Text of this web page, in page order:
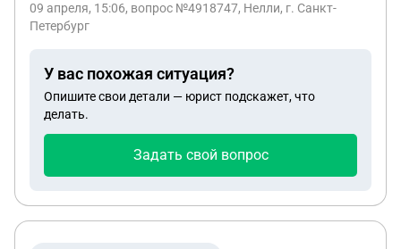
в РФ официально с такой целью въезда или
09 апреля, 15:06, вопрос №4918747, Нелли, г. Санкт-
Петербург
У вас похожая ситуация?
Опишите свои детали — юрист подскажет, что
делать.
Задать свой вопрос